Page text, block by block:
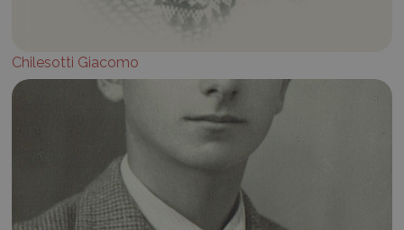
Chilesotti Giacomo